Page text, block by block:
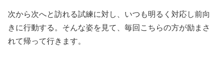
次から次へと訪れる試練に対し、いつも明るく対応し前向
きに行動する。そんな姿を見て、毎回こちらの方が励まさ
れて帰って行きます。